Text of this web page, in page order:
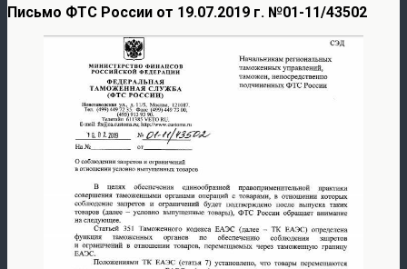
Письмо ФТС России от 19.07.2019 г. №01-11/43502